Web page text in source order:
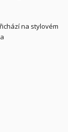
na stylovém